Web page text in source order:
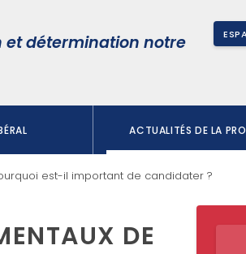
et détermination notre
ACTUALITÉS DE LA
est-il important de candidater ?
DE